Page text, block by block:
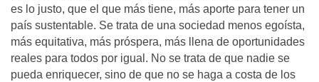
es lo justo, que el que más tiene, más aporte para tener un
país sustentable. Se trata de una sociedad menos egoísta,
más equitativa, más próspera, más llena de oportunidades
reales para todos por igual. No se trata de que nadie se
pueda enriquecer, sino de que no se haga a costa de los